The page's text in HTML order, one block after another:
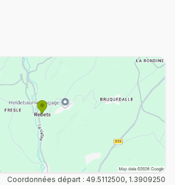
Coordonnées départ : 49.5112500, 1.3909250